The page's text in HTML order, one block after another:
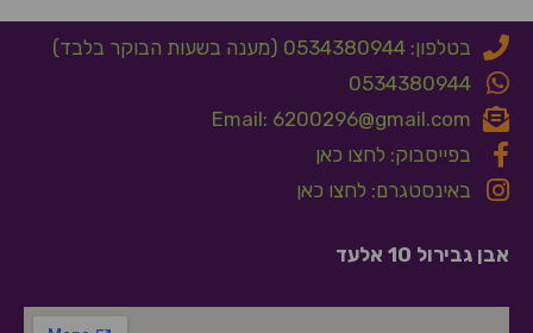
בטלפון: 0534380944 (מענה בשעות הבוקר בלבד)
0534380944
Email: 6200296@gmail.com
בפייסבוק: לחצו כאן
באינסטגרם: לחצו כאן
אבן גבירול 10 אלעד